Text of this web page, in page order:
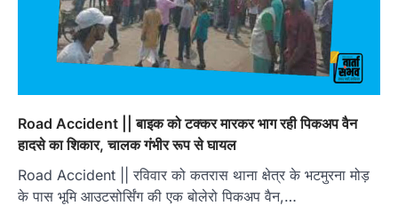
Road Accident || बाइक को टक्कर मारकर भाग रही पिकअप वैन
हादसे का शिकार, चालक गंभीर रूप से घायल
Road Accident || रविवार को कतरास थाना क्षेत्र के भटमुरना मोड़
के पास भूमि आउटसोर्सिंग की एक बोलेरो पिकअप वैन,…